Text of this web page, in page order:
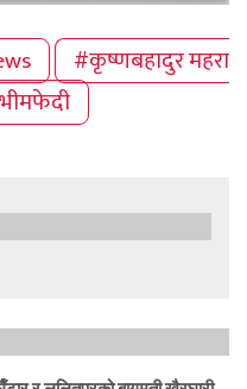
#कृष्णबहादुर महरा